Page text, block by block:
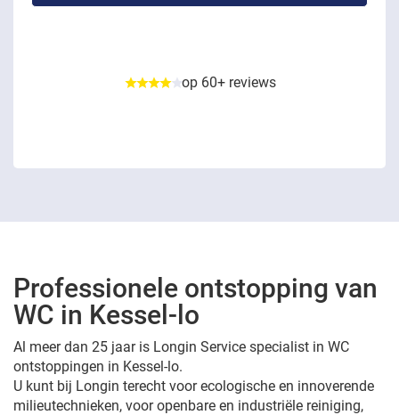
op 60+ reviews
Professionele ontstopping van
WC in Kessel-lo
Al meer dan 25 jaar is Longin Service specialist in WC
ontstoppingen in Kessel-lo.
U kunt bij Longin terecht voor ecologische en innoverende
milieutechnieken, voor openbare en industriële reiniging,